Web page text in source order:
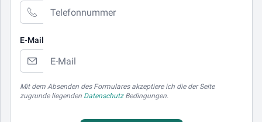
E-Mail
Mit dem Absenden des Formulares akzeptiere ich die der Seite
zugrunde liegenden DatenschutzBedingungen.